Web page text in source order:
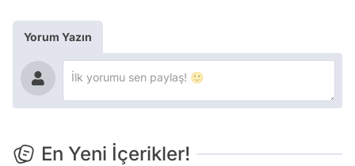
Yorum Yazın
En Yeni İçerikler!